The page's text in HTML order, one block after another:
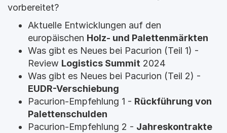
vorbereitet?
Aktuelle Entwicklungen auf den
europäischen Holz- und Palettenmärkten
Was gibt es Neues bei Pacurion (Teil 1) -
Review Logistics Summit 2024
Was gibt es Neues bei Pacurion (Teil 2) -
EUDR-Verschiebung
Pacurion-Empfehlung 1 - Rückführung von
Palettenschulden
Pacurion-Empfehlung 2 - Jahreskontrakte